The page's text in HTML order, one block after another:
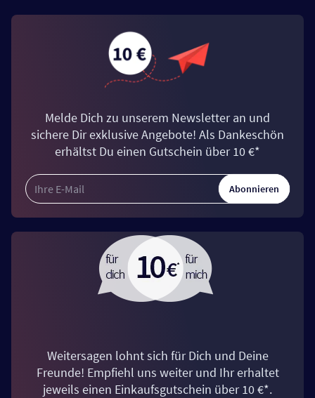
Melde Dich zu unserem Newsletter an und
sichere Dir exklusive Angebote! Als Dankeschön
erhältst Du einen Gutschein über 10 €*
Abonnieren
Weitersagen lohnt sich für Dich und Deine
Freunde! Empfiehl uns weiter und Ihr erhaltet
jeweils einen Einkaufsgutschein über 10 €*.